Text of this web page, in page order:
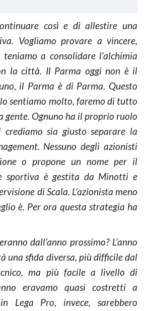
così e di allestire una
Vogliamo provare a vincere,
a consolidare l’alchimia
la città. Il Parma oggi non è il
il Parma è di Parma. Questo
sentiamo molto, faremo di tutto
gente. Ognuno ha il proprio ruolo
crediamo sia giusto separare la
Nessuno degli azionisti
o propone un nome per il
sportiva è gestita da Minotti e
di Scala. L’azionista meno
è. Per ora questa strategia ha
dall’anno prossimo? L’anno
una sfida diversa, più difficile dal
ma più facile a livello di
eravamo quasi costretti a
Lega Pro, invece, sarebbero